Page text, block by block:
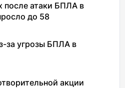
после атаки БПЛА в
до 58
за угрозы БПЛА в
акции